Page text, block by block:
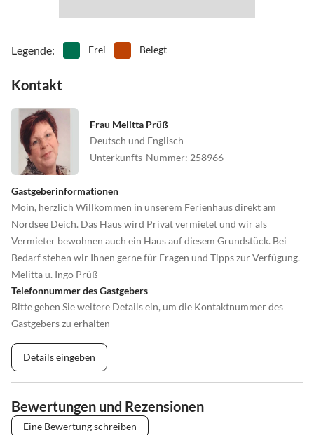
Legende: Frei Belegt
Kontakt
Frau Melitta Prüß
Deutsch und Englisch
Unterkunfts-Nummer: 258966
Gastgeberinformationen
Moin, herzlich Willkommen in unserem Ferienhaus direkt am
Nordsee Deich. Das Haus wird Privat vermietet und wir als
Vermieter bewohnen auch ein Haus auf diesem Grundstück. Bei
Bedarf stehen wir Ihnen gerne für Fragen und Tipps zur Verfügung.
Melitta u. Ingo Prüß
Telefonnummer des Gastgebers
Bitte geben Sie weitere Details ein, um die Kontaktnummer des
Gastgebers zu erhalten
Details eingeben
Bewertungen und Rezensionen
Eine Bewertung schreiben